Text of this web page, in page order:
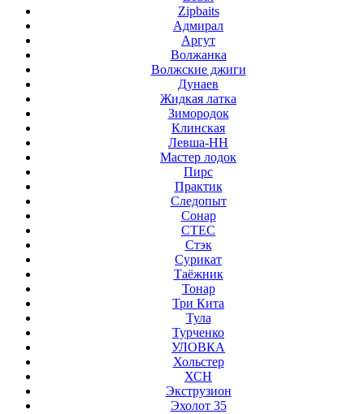
Zipbaits
Адмирал
Аргут
Волжанка
Волжские джиги
Дунаев
Жидкая латка
Зимородок
Клинская
Левша-НН
Мастер лодок
Пирс
Практик
Следопыт
Сонар
СТЕС
Стэк
Сурикат
Таёжник
Тонар
Три Кита
Тула
Турченко
УЛОВКА
Хольстер
ХСН
Экструзион
Эхолот 35